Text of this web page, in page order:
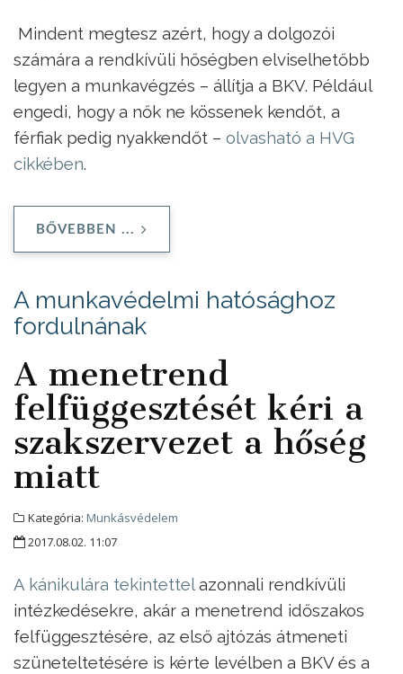
Mindent megtesz azért, hogy a dolgozói
számára a rendkívüli hőségben elviselhetőbb
legyen a munkavégzés – állítja a BKV. Például
engedi, hogy a nők ne kössenek kendőt, a
férfiak pedig nyakkendőt – olvasható a HVG
cikkében.
BŐVEBBEN ...
A munkavédelmi hatósághoz
fordulnának
A menetrend
felfüggesztését kéri a
szakszervezet a hőség
miatt
Kategória: Munkásvédelem
2017.08.02. 11:07
A kánikulára tekintettelazonnali rendkívüli
intézkedésekre, akár a menetrend időszakos
felfüggesztésére, az első ajtózás átmeneti
szüneteltetésére is kérte levélben a BKV és a